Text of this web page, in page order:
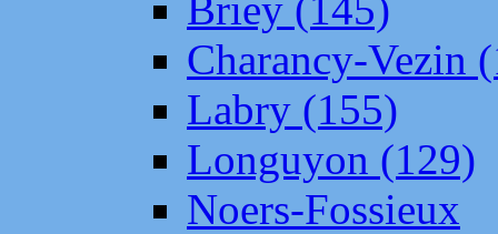
Charancy-Vezin
Labry (155)
Longuyon (129)
Noers-Fossieux